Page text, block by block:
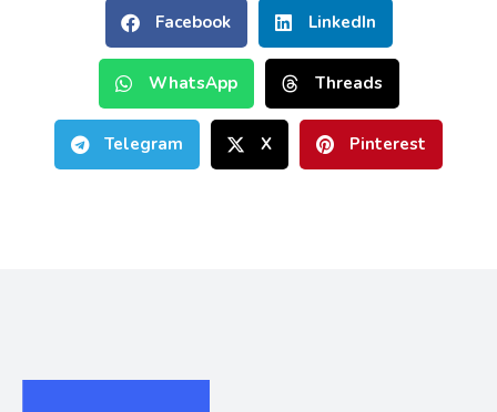
Facebook LinkedIn
WhatsApp Threads
Telegram X Pinterest